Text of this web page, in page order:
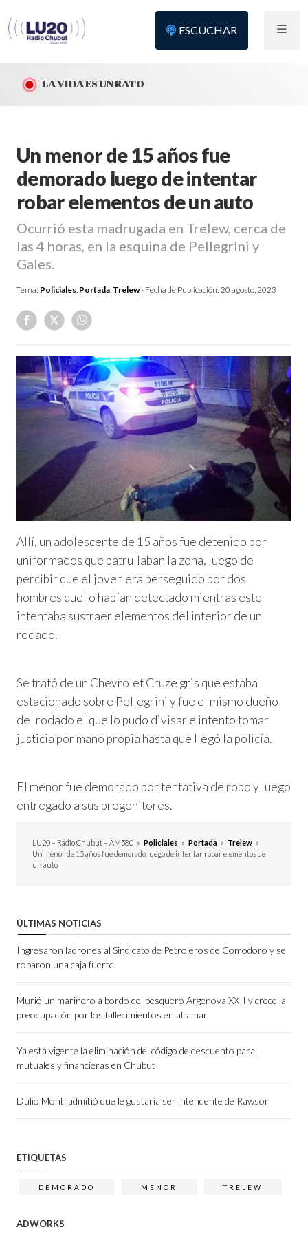
ESCUCHAR
LA VIDA ES UN RATO
Un menor de 15 años fue
demorado luego de intentar
robar elementos de un auto
Ocurrió esta madrugada en Trelew, cerca de
las 4 horas, en la esquina de Pellegrini y
Gales.
Tema: Policiales, Portada, Trelew- Fecha de Publicación: 20 agosto, 2023
Allí, un adolescente de 15 años fue detenido por
uniformados que patrullaban la zona, luego de
percibir que el joven era perseguido por dos
hombres que lo habían detectado mientras este
intentaba sustraer elementos del interior de un
rodado.
Se trató de un Chevrolet Cruze gris que estaba
estacionado sobre Pellegrini y fue el mismo dueño
del rodado el que lo pudo divisar e intento tomar
justicia por mano propia hasta que llegó la policía.
El menor fue demorado por tentativa de robo y luego
entregado a sus progenitores.
LU20 – Radio Chubut – AM580 » Policiales » Portada » Trelew »
Un menor de 15 años fue demorado luego de intentar robar elementos de
un auto
ÚLTIMAS NOTICIAS
Ingresaron ladrones al Sindicato de Petroleros de Comodoro y se
robaron una caja fuerte
Murió un marinero a bordo del pesquero Argenova XXII y crece la
preocupación por los fallecimientos en altamar
Ya está vigente la eliminación del código de descuento para
mutuales y financieras en Chubut
Dulio Monti admitió que le gustaría ser intendente de Rawson
ETIQUETAS
DEMORADO MENOR TRELEW
ADWORKS